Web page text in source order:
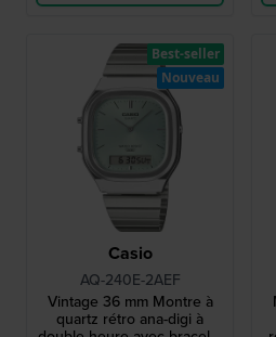
Casio
AQ-240E-2AEF
Vintage 36 mm Montre à
quartz rétro ana-digi à
Best-seller
Nouveau